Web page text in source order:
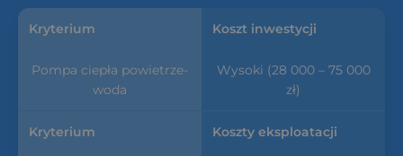
Koszt inwestycji
Wysoki (28 000 – 75 000
zł)
Koszty eksploatacji